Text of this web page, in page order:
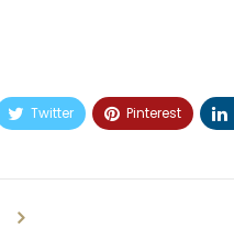
Twitter Pinterest